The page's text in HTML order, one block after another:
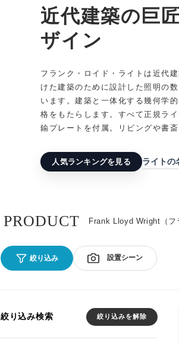
近代建築の巨
ザイン
フランク・ロイド・ライトは近代
けた建築のために設計した照明の
います。建築と一体化する幾何学
格をもたらします。すべて正規ラ
鍮プレートを付属。リビングや書
人気ランキングを見る ライトの
Frank Lloyd Wright（フ
PRODUCT
絞り込み 設置シーン
絞り込み検索 絞り込みを解除